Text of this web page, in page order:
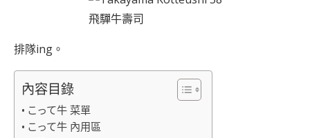
飛驒牛壽司
排隊ing。
內容目錄
こって牛 菜單
こって牛 內用區